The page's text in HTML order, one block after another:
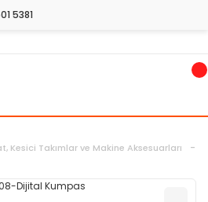
5381
Kesici Takımlar ve Makine Aksesuarları